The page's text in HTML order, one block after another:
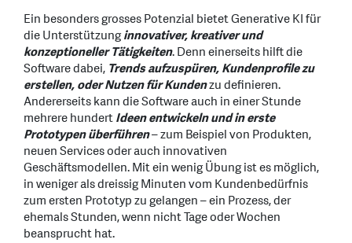
Ein besonders grosses Potenzial bietet Generative KI für
die Unterstützunginnovativer, kreativer und
konzeptioneller Tätigkeiten. Denn einerseits hilft die
Software dabei, Trends aufzuspüren, Kundenprofile zu
erstellen, oder Nutzen für Kundenzu definieren.
Andererseits kann die Software auch in einer Stunde
mehrere hundertIdeen entwickeln und in erste
Prototypen überführen– zum Beispiel von Produkten,
neuen Services oder auch innovativen
Geschäftsmodellen. Mit ein wenig Übung ist es möglich,
in weniger als dreissig Minuten vom Kundenbedürfnis
zum ersten Prototyp zu gelangen – ein Prozess, der
ehemals Stunden, wenn nicht Tage oder Wochen
beansprucht hat.